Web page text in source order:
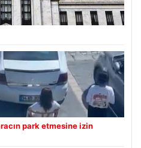
park etmesine izin